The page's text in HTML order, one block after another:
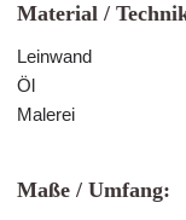
Material /
Leinwand
Öl
Malerei
Maße / Umfang: